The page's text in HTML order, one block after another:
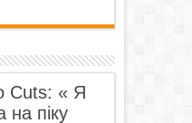
Cuts: « Я
на піку